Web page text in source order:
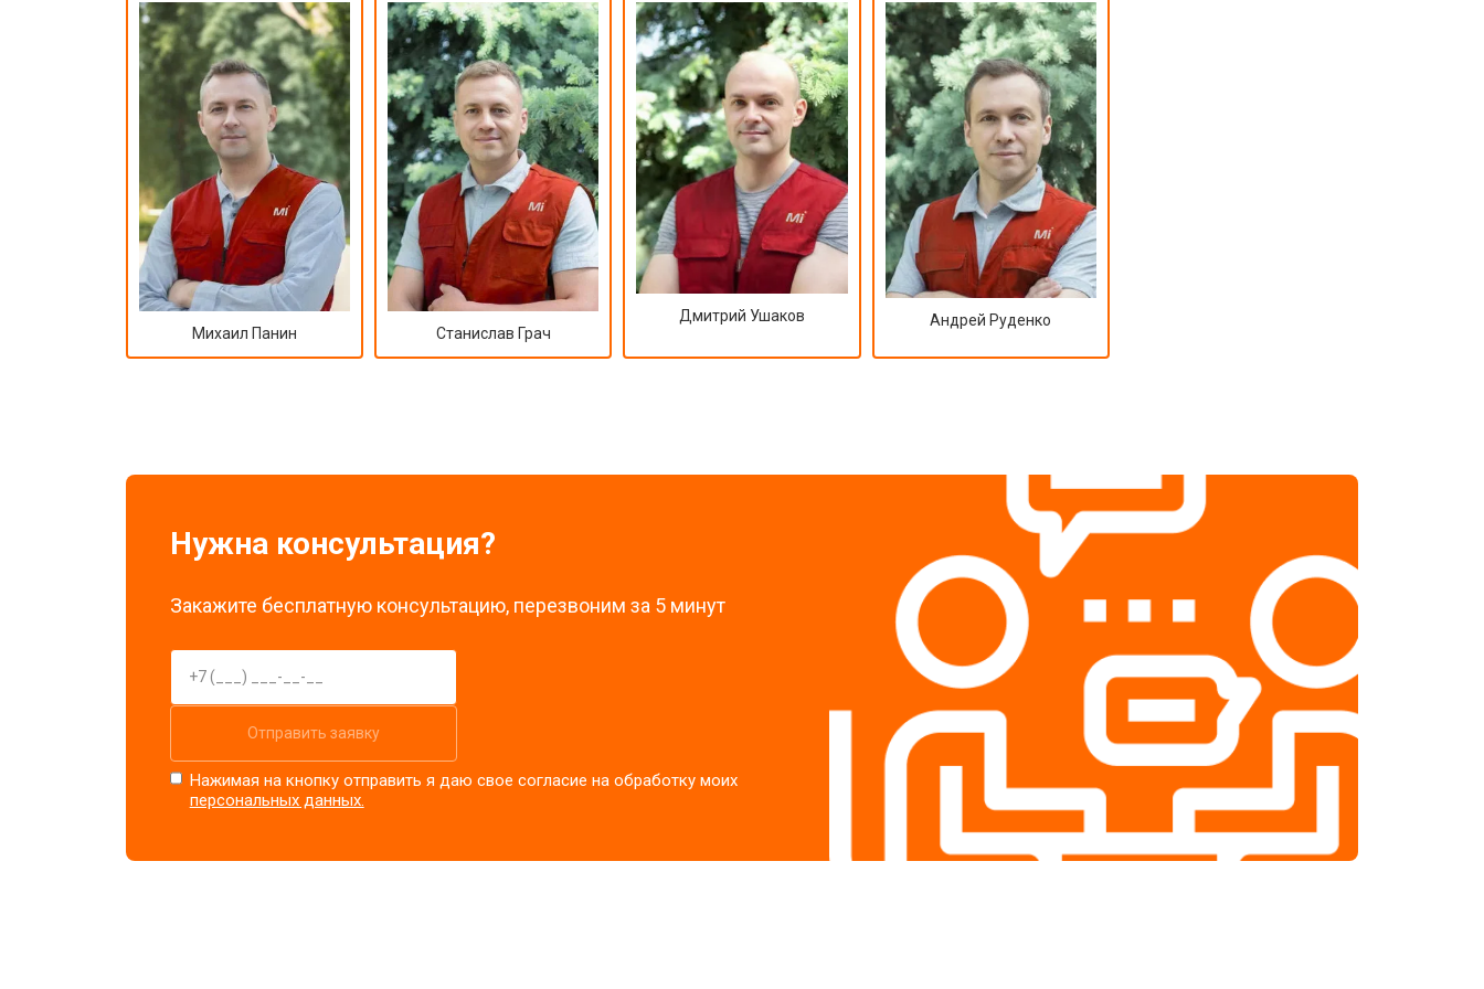
Замена сетевого трансформатора от 120 мин от 4500 ₽
Ремонт микро-лифта от 90 мин от 5500 ₽
Михаил Панин Станислав Грач
Дмитрий Ушаков Андрей Руденко
Нужна консультация?
Закажите бесплатную консультацию, перезвоним за 5 минут
Отправить заявку
Нажимая на кнопку отправить я даю свое согласие на обработку моих
персональных данных.